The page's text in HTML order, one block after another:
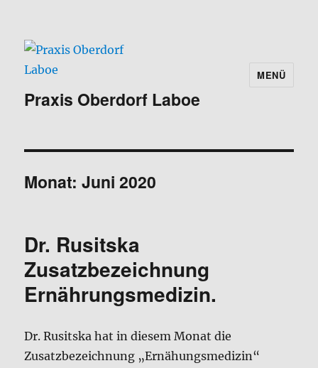
Praxis Oberdorf Laboe
MENÜ
Monat:Juni 2020
Dr. Rusitska
Zusatzbezeichnung
Ernährungsmedizin.
Dr. Rusitska hat in diesem Monat die
Zusatzbezeichnung „Ernähungsmedizin“